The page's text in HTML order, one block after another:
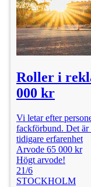
Roller i
000 kr
Vi letar efter
fackförbund. Det är
tidigare erfarenhet
Arvode 65 000 kr
Högt arvode!
21/6
STOCKHOLM